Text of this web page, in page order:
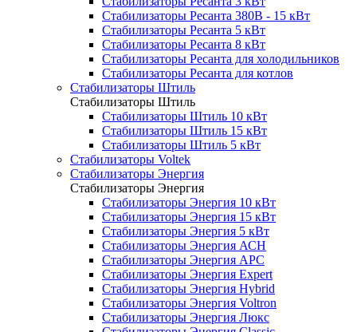
Стабилизаторы Ресанта 380В - 15 кВт
Стабилизаторы Ресанта 5 кВт
Стабилизаторы Ресанта 8 кВт
Стабилизаторы Ресанта для холодильников
Стабилизаторы Ресанта для котлов
Стабилизаторы Штиль
Стабилизаторы Штиль
Стабилизаторы Штиль 10 кВт
Стабилизаторы Штиль 15 кВт
Стабилизаторы Штиль 5 кВт
Стабилизаторы Voltek
Стабилизаторы Энергия
Стабилизаторы Энергия
Стабилизаторы Энергия 10 кВт
Стабилизаторы Энергия 15 кВт
Стабилизаторы Энергия 5 кВт
Стабилизаторы Энергия АСН
Стабилизаторы Энергия АРС
Стабилизаторы Энергия Expert
Стабилизаторы Энергия Hybrid
Стабилизаторы Энергия Voltron
Стабилизаторы Энергия Люкс